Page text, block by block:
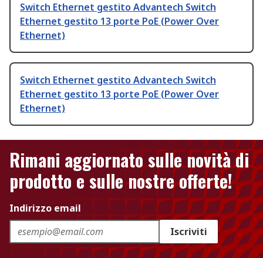
Switch Ethernet gestito Advantech Switch
Ethernet gestito 13 porte PoE (Power Over
Ethernet)
Switch Ethernet gestito Advantech Switch
Ethernet gestito 13 porte PoE (Power Over
Ethernet)
Rimani aggiornato sulle novità di
prodotto e sulle nostre offerte!
Indirizzo email
Iscriviti